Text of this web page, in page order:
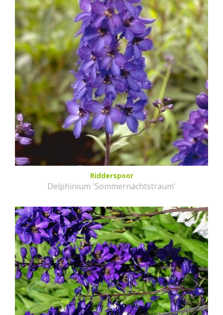
Ridderspoor
Delphinium 'Sommernachtstraum'